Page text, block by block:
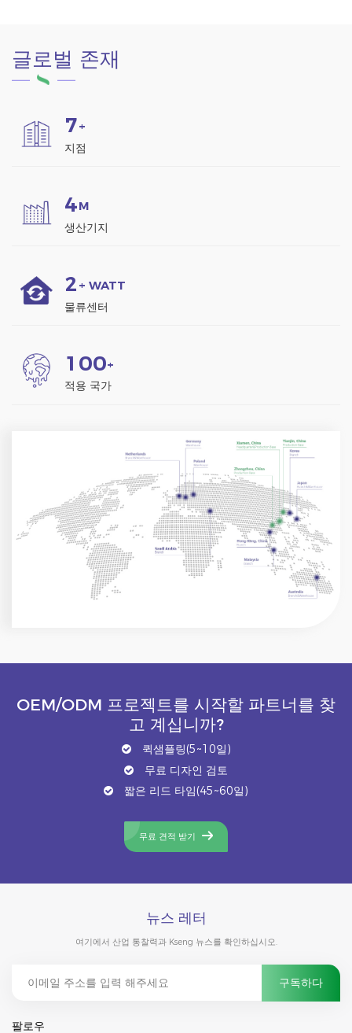
글로벌 존재
7+
지점
4M
생산기지
2 + WATT
물류센터
1 00+
적용 국가
OEM/ODM 프로젝트를 시작할 파트너를 찾
고 계십니까?
퀵샘플링(5~10일)
무료 디자인 검토
짧은 리드 타임(45~60일)
무료 견적 받기
뉴스 레터
여기에서 산업 통찰력과 Kseng 뉴스를 확인하십시오.
팔로우